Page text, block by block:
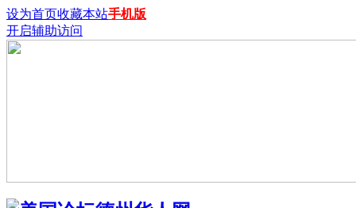
设为首页收藏本站手机版
开启辅助访问